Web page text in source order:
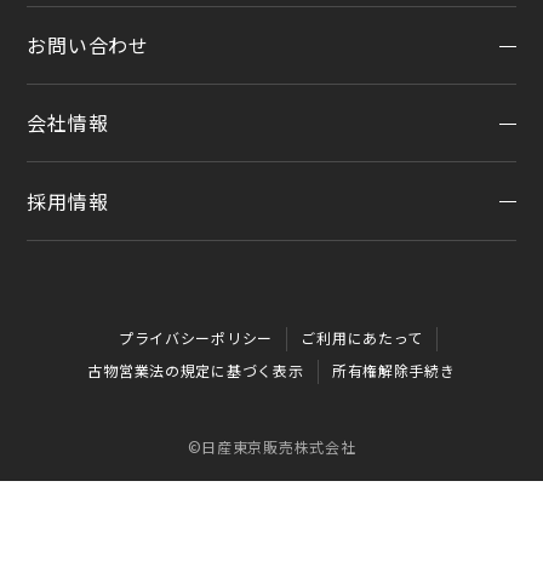
オンライン見積り
カタログ請求
カーラインアップ
点検
メンテプロパック
季節のおすすめ商品
車内空間の商品
抗菌・抗ウイルスコートロングタイプ
公式LINEアカウント
公式Youtubeアカウント
コラム「クルマと暮らす」
お問い合わせ
お問い合わせTOP
会社情報
会社情報
SDGsへの取り組み
ダイバーシティ＆インクルージョン
企業年金
採用情報
プライバシーポリシー
ご利用にあたって
古物営業法の規定に基づく表示
所有権解除手続き
©日産東京販売株式会社